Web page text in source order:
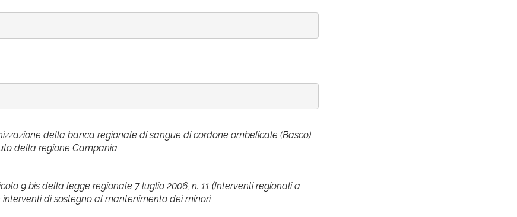
della banca regionale di sangue di cordone ombelicale (Basco)
della regione Campania
9 bis della legge regionale 7 luglio 2006, n. 11 (Interventi regionali a
di sostegno al mantenimento dei minori